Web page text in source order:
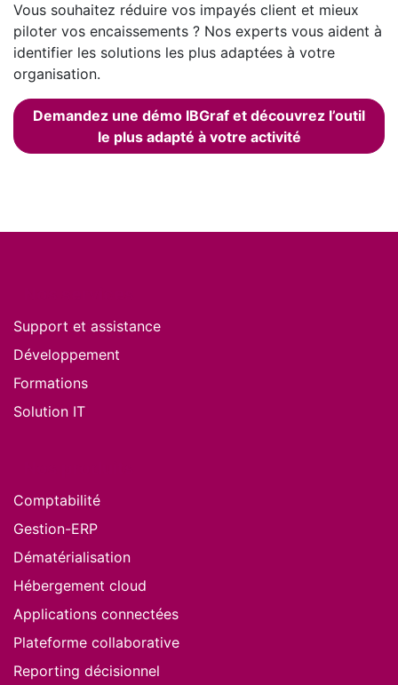
Vous souhaitez réduire vos impayés client et mieux
piloter vos encaissements ? Nos experts vous aident à
identifier les solutions les plus adaptées à votre
organisation.
Demandez une démo IBGraf et découvrez l’outil
le plus adapté à votre activité
Support et assistance
Développement
Formations
Solution IT
Comptabilité
Gestion-ERP
Dématérialisation
Hébergement cloud
Applications connectées
Plateforme collaborative
Reporting décisionnel